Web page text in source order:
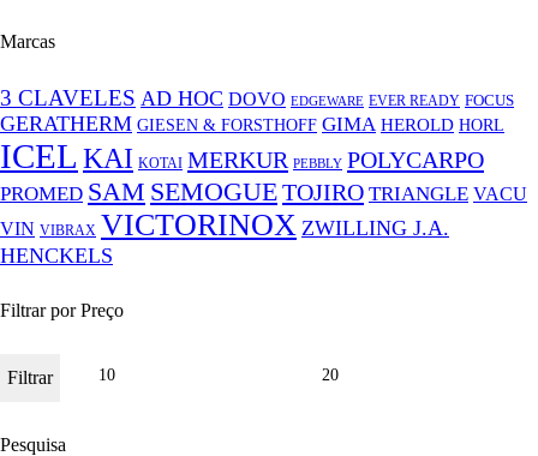
Marcas
3 CLAVELES AD HOC DOVO EDGEWARE EVER READY FOCUS
GERATHERM GIESEN & FORSTHOFF GIMA HEROLD HORL
ICEL KAI KOTAI MERKUR PEBBLY POLYCARPO
PROMED SAM SEMOGUETOJIRO TRIANGLE VACU
VIN VIBRAX VICTORINOX ZWILLING J.A.
HENCKELS
Filtrar por Preço
Filtrar
Pesquisa